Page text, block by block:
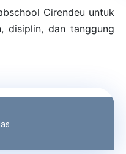
Cirendeu untuk
disiplin, dan tanggung